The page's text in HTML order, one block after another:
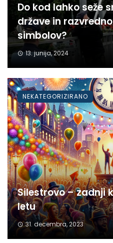
Do kod lahko seže
države in
simbolov?
13. junija, 2024
Silestrovo – zadnji
letu
31. decembra, 2023
NEKATEGORIZIRANO